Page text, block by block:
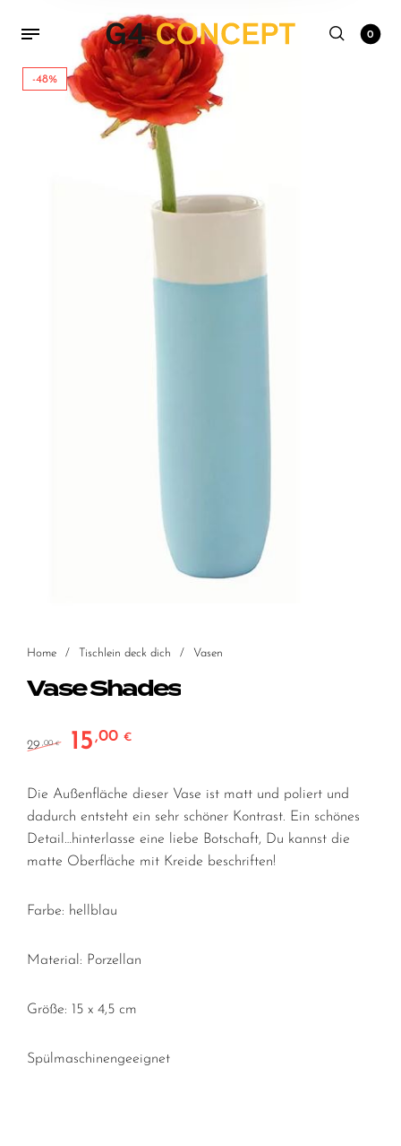
0
-48%
Home / Tischlein deck dich / Vasen
Vase Shades
29 ,00€ Ursprünglicher Preis war: 29,00 €
15,00€
Die Außenfläche dieser Vase ist matt und poliert und
dadurch entsteht ein sehr schöner Kontrast. Ein schönes
Detail…hinterlasse eine liebe Botschaft, Du kannst die
matte Oberfläche mit Kreide beschriften!
Farbe: hellblau
Material: Porzellan
Größe: 15 x 4,5 cm
Spülmaschinengeeignet